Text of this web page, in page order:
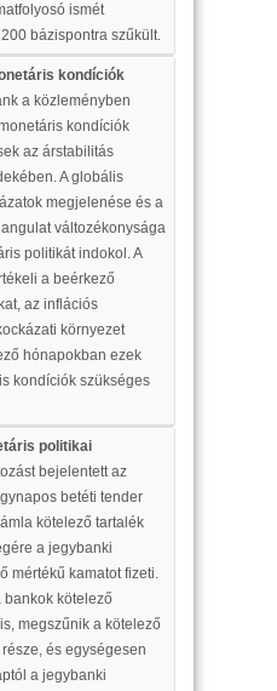
ismét
bázispontra szűkült.
kondíciók
a közleményben
kondíciók
az árstabilitás
A globális
megjelenése és a
változékonysága
politikát indokol. A
a beérkező
az inflációs
környezet
hónapokban ezek
kondíciók szükséges
politikai
bejelentett az
betéti tender
kötelező tartalék
a jegybanki
mértékű kamatot fizeti.
bankok kötelező
megszűnik a kötelező
és egységesen
a jegybanki